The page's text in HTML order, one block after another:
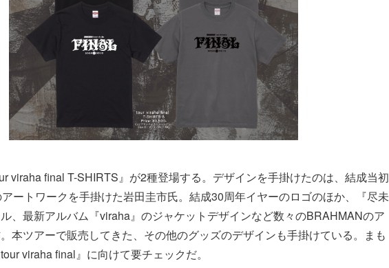
viraha final T-SHIRTS』が2種登場する。デザインを手掛けたのは、結成当初
ートワークを手掛けた岩田圭市氏。結成30周年イヤーのロゴのほか、『尽未
、最新アルバム『viraha』のジャケットデザインなど数々のBRAHMANのア
本ツアーで販売してきた、その他のグッズのデザインも手掛けている。まも
viraha final』に向けて要チェックだ。